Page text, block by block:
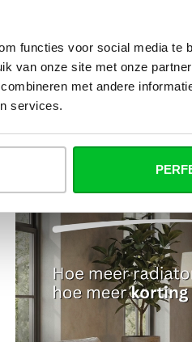
functies voor social media te
van onze site met onze
met andere
services.